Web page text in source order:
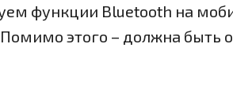
функции Bluetooth на
этого – должна быть